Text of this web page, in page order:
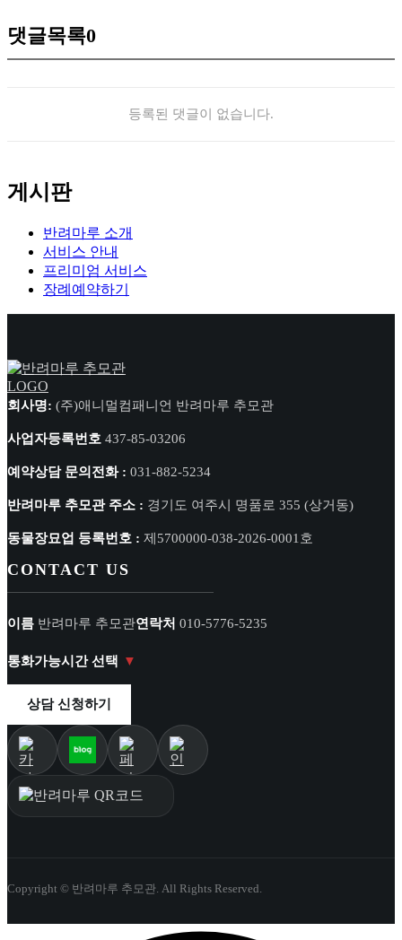
댓글목록0
등록된 댓글이 없습니다.
게시판
반려마루 소개
서비스 안내
프리미엄 서비스
장례예약하기
회사명: (주)애니멀컴패니언 반려마루 추모관
사업자등록번호 437-85-03206
예약상담 문의전화 : 031-882-5234
반려마루 추모관 주소 : 경기도 여주시 명품로 355 (상거동)
동물장묘업 등록번호 : 제5700000-038-2026-0001호
CONTACT US
이름 반려마루 추모관연락처 010-5776-5235
통화가능시간 선택
상담 신청하기
Copyright © 반려마루 추모관. All Rights Reserved.